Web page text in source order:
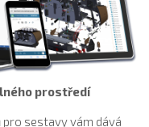
prostředí
pro sestavy vám dává